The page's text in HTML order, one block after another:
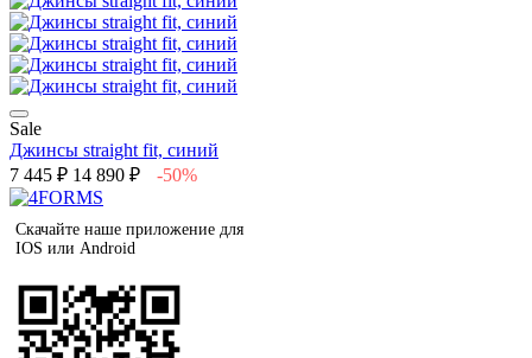
Sale
Джинсы straight fit, синий
7 445 ₽ 14 890 ₽ -50%
Скачайте наше приложение для
IOS или Android